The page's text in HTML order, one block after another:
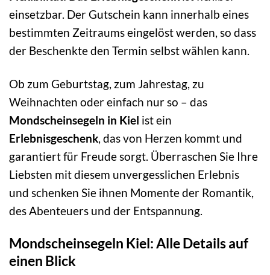
einsetzbar. Der Gutschein kann innerhalb eines
bestimmten Zeitraums eingelöst werden, so dass
der Beschenkte den Termin selbst wählen kann.
Ob zum Geburtstag, zum Jahrestag, zu
Weihnachten oder einfach nur so – das
Mondscheinsegeln in Kiel ist ein
Erlebnisgeschenk , das von Herzen kommt und
garantiert für Freude sorgt. Überraschen Sie Ihre
Liebsten mit diesem unvergesslichen Erlebnis
und schenken Sie ihnen Momente der Romantik,
des Abenteuers und der Entspannung.
Mondscheinsegeln Kiel: Alle Details auf
einen Blick